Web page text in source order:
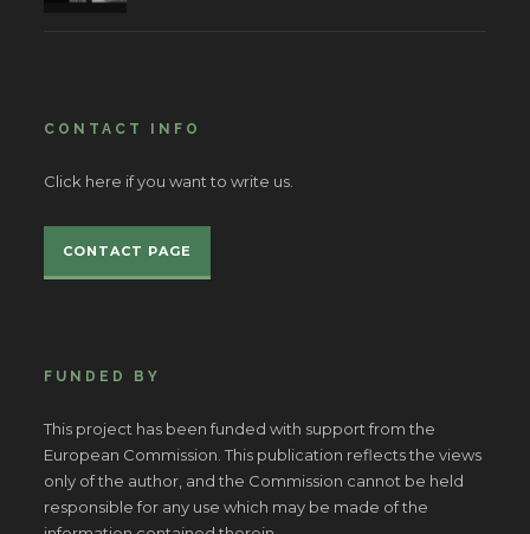
CONTACT INFO
Click here if you want to write us.
CONTACT PAGE
FUNDED BY
This project has been funded with support from the
European Commission. This publication reflects the views
only of the author, and the Commission cannot be held
responsible for any use which may be made of the